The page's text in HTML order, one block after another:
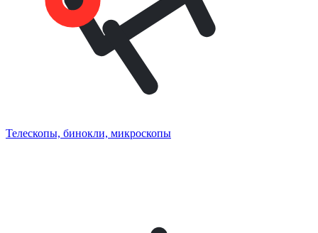
Телескопы, бинокли, микроскопы